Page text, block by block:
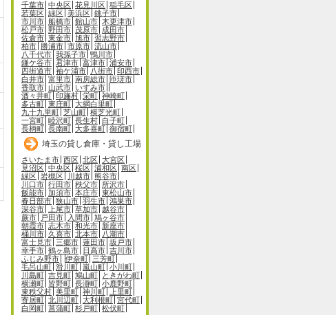
千葉市 中央区 花見川区 稲毛区
若葉区 緑区 美浜区 銚子市
市川市 船橋市 館山市 木更津市
松戸市 野田市 茂原市 成田市
佐倉市 東金市 旭市 習志野市
柏市 勝浦市 市原市 流山市
八千代市 我孫子市 鴨川市
鎌ケ谷市 君津市 富津市 浦安市
四街道市 袖ケ浦市 八街市 印西市
白井市 富里市 南房総市 匝瑳市
香取市 山武市 いすみ市
酒々井町 印旛村 栄町 神崎町
多古町 東庄町 大網白里町
九十九里町 芝山町 横芝光町
一宮町 睦沢町 長生村 白子町
長柄町 長南町 大多喜町 御宿町
埼玉の貸し倉庫・貸し工場
さいたま市 西区 北区 大宮区
見沼区 中央区 桜区 浦和区 南区
緑区 岩槻区 川越市 熊谷市
川口市 行田市 秩父市 所沢市
飯能市 加須市 本庄市 東松山市
春日部市 狭山市 羽生市 鴻巣市
深谷市
上尾市 草加市 越谷市
蕨市
戸田市 入間市 鳩ヶ谷市
朝霞市 志木市 和光市 新座市
桶川市 久喜市 北本市
八潮市
富士見市 三郷市 蓮田市 坂戸市
幸手市 鶴ヶ島市 日高市 吉川市
ふじみ野市
伊奈町 三芳町
毛呂山町 滑川町 嵐山町 小川町
川島町 吉見町 鳩山町
ときがわ町
横瀬町 皆野町 長瀞町 小鹿野町
東秩父村 美里町 神川町
上里町
寄居町 北川辺町 大利根町 宮代町
白岡町 菖蒲町 杉戸町 松伏町